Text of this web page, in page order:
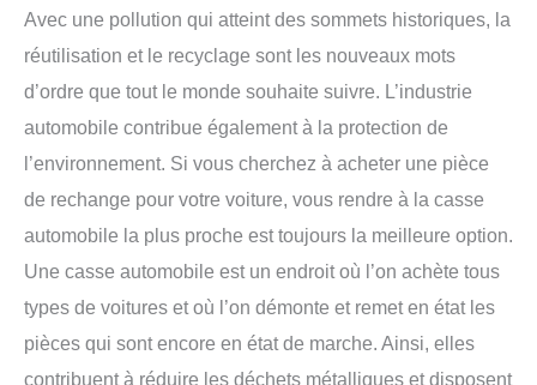
Avec une pollution qui atteint des sommets historiques, la
réutilisation et le recyclage sont les nouveaux mots
d’ordre que tout le monde souhaite suivre. L’industrie
automobile contribue également à la protection de
l’environnement. Si vous cherchez à acheter une pièce
de rechange pour votre voiture, vous rendre à la casse
automobile la plus proche est toujours la meilleure option.
Une casse automobile est un endroit où l’on achète tous
types de voitures et où l’on démonte et remet en état les
pièces qui sont encore en état de marche. Ainsi, elles
contribuent à réduire les déchets métalliques et disposent